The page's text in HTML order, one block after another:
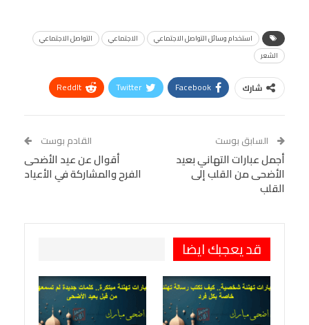
استخدام وسائل التواصل الاجتماعي الاجتماعي
التواصل الاجتماعي
الشعر
شارك Facebook
Twitter
ReddIt
Tumblr
البريد الإلكتروني
VK
Digg
LINE
BlackBerry
Viber
السابق بوست
أجمل عبارات التهاني بعيد
الأضحى من القلب إلى
القلب
القادم بوست
أقوال عن عيد الأضحى
الفرح والمشاركة في الأعياد
قد يعجبك ايضا